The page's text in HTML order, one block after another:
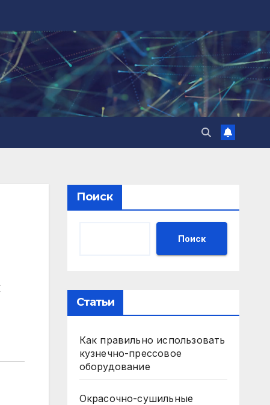
Поиск
Поиск
Статьи
Как правильно использовать
кузнечно-прессовое
оборудование
Окрасочно-сушильные